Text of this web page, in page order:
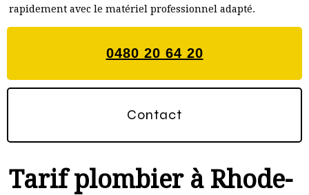
rapidement avec le matériel professionnel adapté.
0480 20 64 20
Contact
Tarif plombier à Rhode-